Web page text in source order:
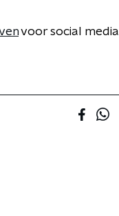
voor social media